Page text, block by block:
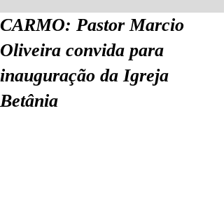
CARMO: Pastor Marcio
Oliveira convida para
inauguração da Igreja
Betânia